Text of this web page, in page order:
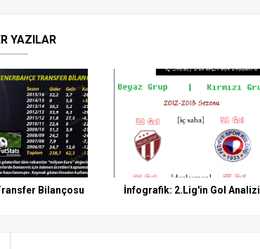
YAZILAR
Bilançosu İnfografik: 2.Lig'in Gol Analizi